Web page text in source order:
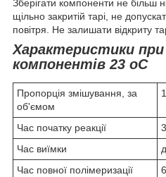
Зберігати компоненти не більш
щільно закритій тарі, не
повітря. Не залишати відкриту
Характеристики
компонентів 23 оС
Пропорція змішування, за
об'ємом
Час початку реакції
Час виїмки
Час повної полімеризації